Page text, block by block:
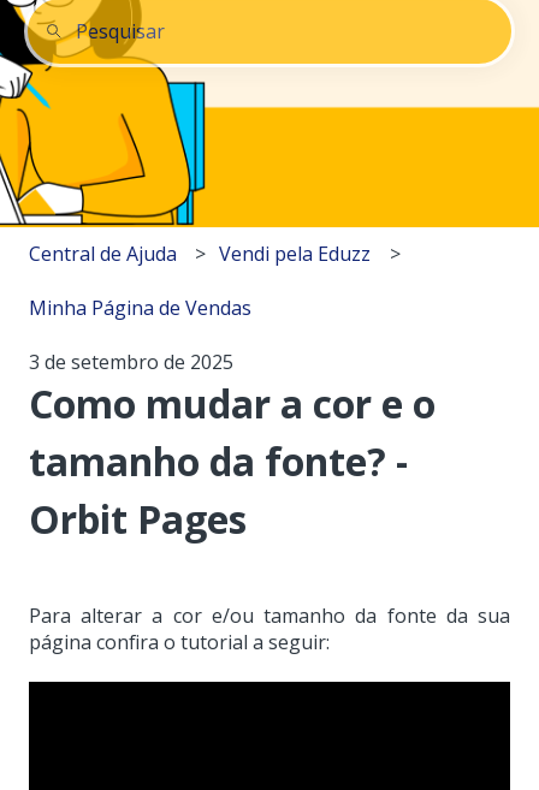
Não há sugestões porque o campo de pesquisa está
Central de Ajuda Vendi pela Eduzz
Minha Página de Vendas
3 de setembro de 2025
Como mudar a cor e o
tamanho da fonte? -
Orbit Pages
Para alterar a cor e/ou tamanho da fonte da sua
página confira o tutorial a seguir: